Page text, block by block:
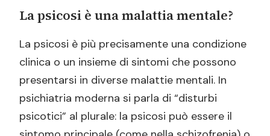
La psicosi è una malattia mentale?
La psicosi è più precisamente una condizione
clinica o un insieme di sintomi che possono
presentarsi in diverse malattie mentali. In
psichiatria moderna si parla di “disturbi
psicotici” al plurale: la psicosi può essere il